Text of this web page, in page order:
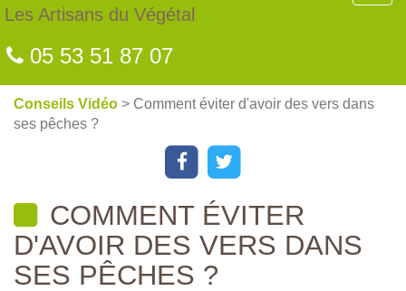
Les Artisans du Végétal
05 53 51 87 07
Conseils Vidéo > Comment éviter d'avoir des vers dans
ses pêches ?
COMMENT ÉVITER
D'AVOIR DES VERS DANS
SES PÊCHES ?